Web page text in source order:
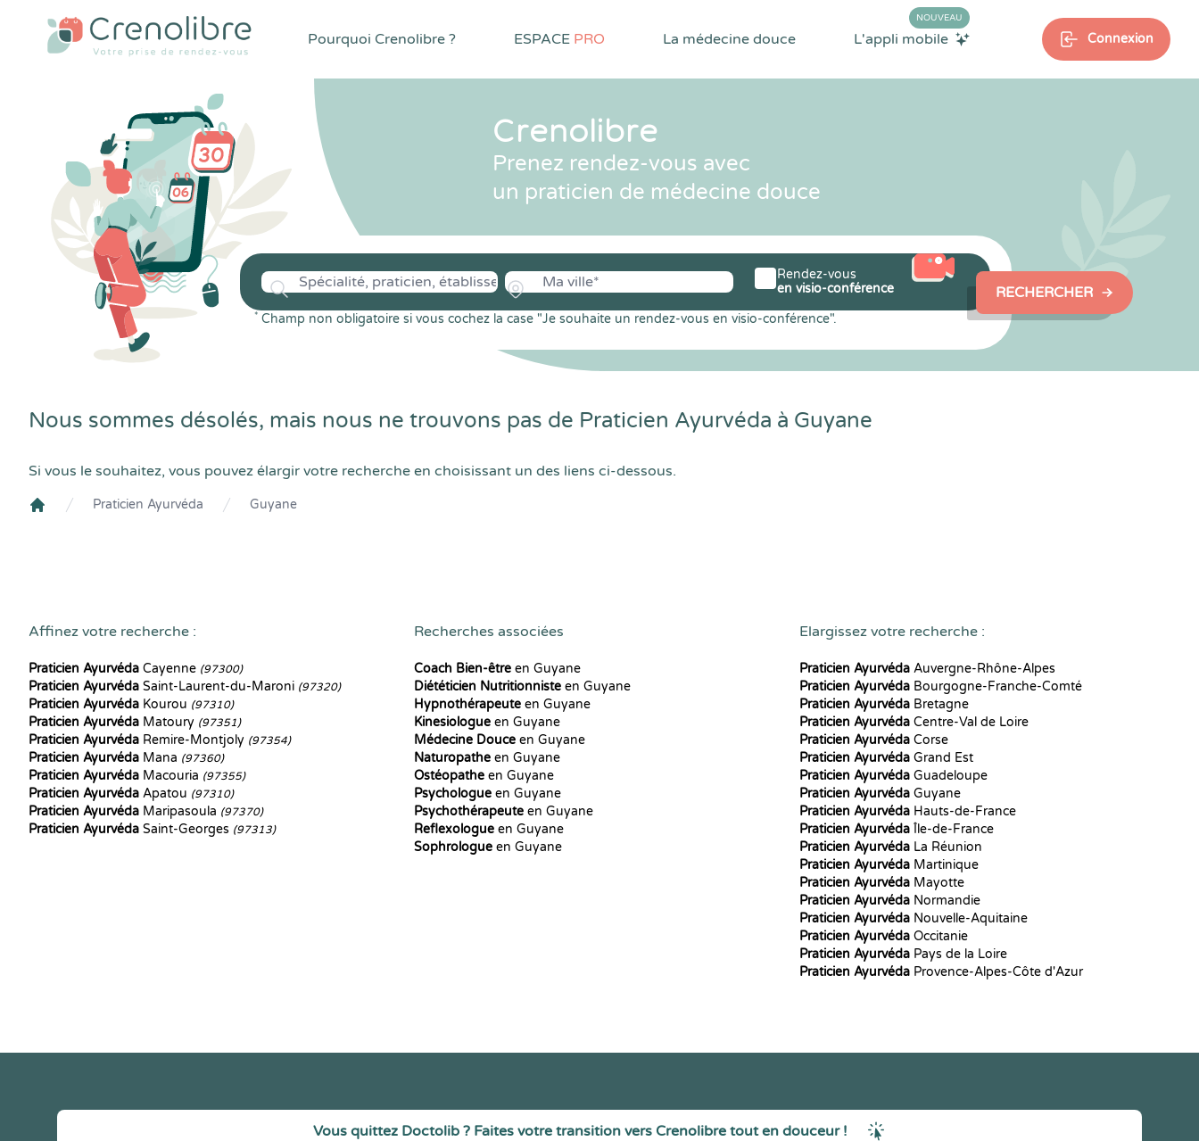
Pourquoi Crenolibre ? ESPACE PRO La médecine douce L'appli mobile
NOUVEAU
Connexion
Crenolibre
Prenez rendez-vous avec
un praticien de médecine douce
* Champ non obligatoire si vous cochez la case "Je souhaite un rendez-vous en visio-conférence".
Rendez-vous
en visio-conférence
RECHERCHER
Nous sommes désolés, mais nous ne trouvons pas de Praticien Ayurvéda à Guyane
Si vous le souhaitez, vous pouvez élargir votre recherche en choisissant un des liens ci-dessous.
Praticien Ayurvéda Guyane
Affinez votre recherche :
Praticien Ayurvéda Cayenne (97300)
Praticien Ayurvéda Saint-Laurent-du-Maroni (97320)
Praticien Ayurvéda Kourou (97310)
Praticien Ayurvéda Matoury (97351)
Praticien Ayurvéda Remire-Montjoly (97354)
Praticien Ayurvéda Mana (97360)
Praticien Ayurvéda Macouria (97355)
Praticien Ayurvéda Apatou (97310)
Praticien Ayurvéda Maripasoula (97370)
Praticien Ayurvéda Saint-Georges (97313)
Recherches associées
Coach Bien-être en Guyane
Diététicien Nutritionniste en Guyane
Hypnothérapeute en Guyane
Kinesiologue en Guyane
Médecine Douce en Guyane
Naturopathe en Guyane
Ostéopathe en Guyane
Psychologue en Guyane
Psychothérapeute en Guyane
Reflexologue en Guyane
Sophrologue en Guyane
Elargissez votre recherche :
Praticien Ayurvéda Auvergne-Rhône-Alpes
Praticien Ayurvéda Bourgogne-Franche-Comté
Praticien Ayurvéda Bretagne
Praticien Ayurvéda Centre-Val de Loire
Praticien Ayurvéda Corse
Praticien Ayurvéda Grand Est
Praticien Ayurvéda Guadeloupe
Praticien Ayurvéda Guyane
Praticien Ayurvéda Hauts-de-France
Praticien Ayurvéda Île-de-France
Praticien Ayurvéda La Réunion
Praticien Ayurvéda Martinique
Praticien Ayurvéda Mayotte
Praticien Ayurvéda Normandie
Praticien Ayurvéda Nouvelle-Aquitaine
Praticien Ayurvéda Occitanie
Praticien Ayurvéda Pays de la Loire
Praticien Ayurvéda Provence-Alpes-Côte d'Azur
Vous quittez Doctolib ? Faites votre transition vers Crenolibre tout en douceur !